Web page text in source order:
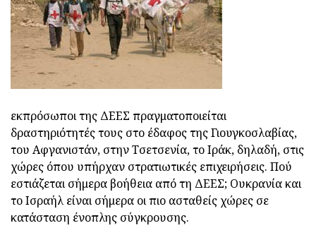
εκπρόσωποι της ΔΕΕΣ πραγματοποιείται
δραστηριότητές τους στο έδαφος της Γιουγκοσλαβίας,
του Αφγανιστάν, στην Τσετσενία, το Ιράκ, δηλαδή, στις
χώρες όπου υπήρχαν στρατιωτικές επιχειρήσεις. Πού
εστιάζεται σήμερα βοήθεια από τη ΔΕΕΣ; Ουκρανία και
το Ισραήλ είναι σήμερα οι πιο ασταθείς χώρες σε
κατάσταση ένοπλης σύγκρουσης.